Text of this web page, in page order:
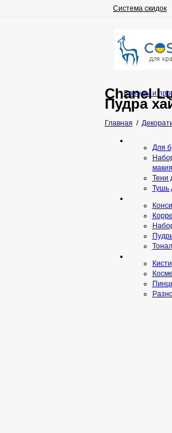
Система скидок
Chanel
Пудра
Главная /
Бренды и
Для
Тени
Тушь
Кисти